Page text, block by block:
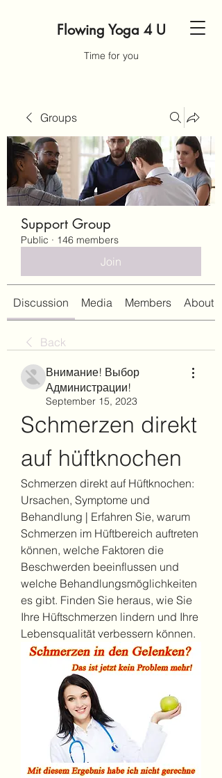
Flowing Yoga 4 U
Time for you
Groups
Support Group
Public · 146 members
Join
Discussion Media Members About
Back
Внимание! Выбор
Администрации!
September 15, 2023
Schmerzen direkt
auf hüftknochen
Schmerzen direkt auf Hüftknochen:
Ursachen, Symptome und
Behandlung | Erfahren Sie, warum
Schmerzen im Hüftbereich auftreten
können, welche Faktoren die
Beschwerden beeinflussen und
welche Behandlungsmöglichkeiten
es gibt. Finden Sie heraus, wie Sie
Ihre Hüftschmerzen lindern und Ihre
Lebensqualität verbessern können.